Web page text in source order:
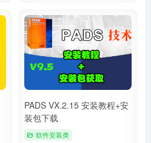
PADS VX.2.15 安装教程+安
装包下载
软件安装类